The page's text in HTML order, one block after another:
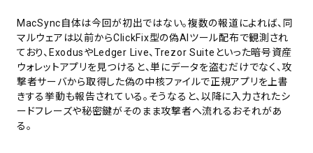
MacSync自体は今回が初出ではない。複数の報道によれば、同
マルウェアは以前からClickFix型の偽AIツール配布で観測され
ており、ExodusやLedger Live、Trezor Suiteといった暗号資産
ウォレットアプリを見つけると、単にデータを盗むだけでなく、攻
撃者サーバから取得した偽の中核ファイルで正規アプリを上書
きする挙動も報告されている。そうなると、以降に入力されたシ
ードフレーズや秘密鍵がそのまま攻撃者へ流れるおそれがあ
る。